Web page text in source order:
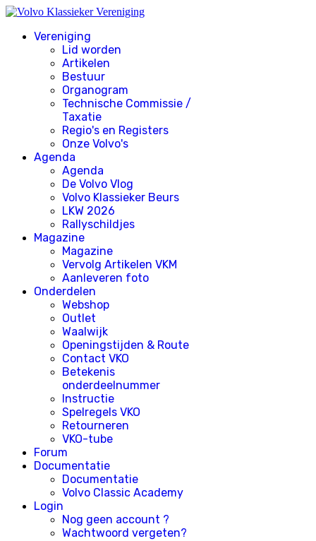
Vereniging
Lid worden
Artikelen
Bestuur
Organogram
Technische Commissie /
Taxatie
Regio's en Registers
Onze Volvo's
Agenda
Agenda
De Volvo Vlog
Volvo Klassieker Beurs
LKW 2026
Rallyschildjes
Magazine
Magazine
Vervolg Artikelen VKM
Aanleveren foto
Onderdelen
Webshop
Outlet
Waalwijk
Openingstijden & Route
Contact VKO
Betekenis
onderdeelnummer
Instructie
Spelregels VKO
Retourneren
VKO-tube
Forum
Documentatie
Documentatie
Volvo Classic Academy
Login
Nog geen account ?
Wachtwoord vergeten?